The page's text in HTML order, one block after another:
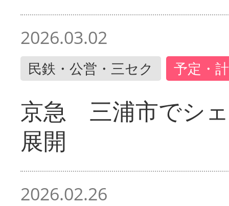
2026.03.02
民鉄・公営・三セク 予定・
京急 三浦市でシ
展開
2026.02.26